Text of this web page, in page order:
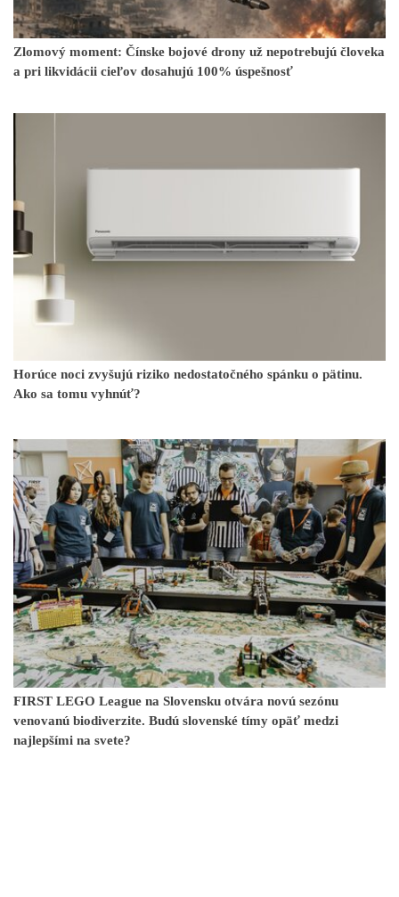
Zlomový moment: Čínske bojové drony už nepotrebujú človeka
a pri likvidácii cieľov dosahujú 100% úspešnosť
Horúce noci zvyšujú riziko nedostatočného spánku o pätinu.
Ako sa tomu vyhnúť?
FIRST LEGO League na Slovensku otvára novú sezónu
venovanú biodiverzite. Budú slovenské tímy opäť medzi
najlepšími na svete?